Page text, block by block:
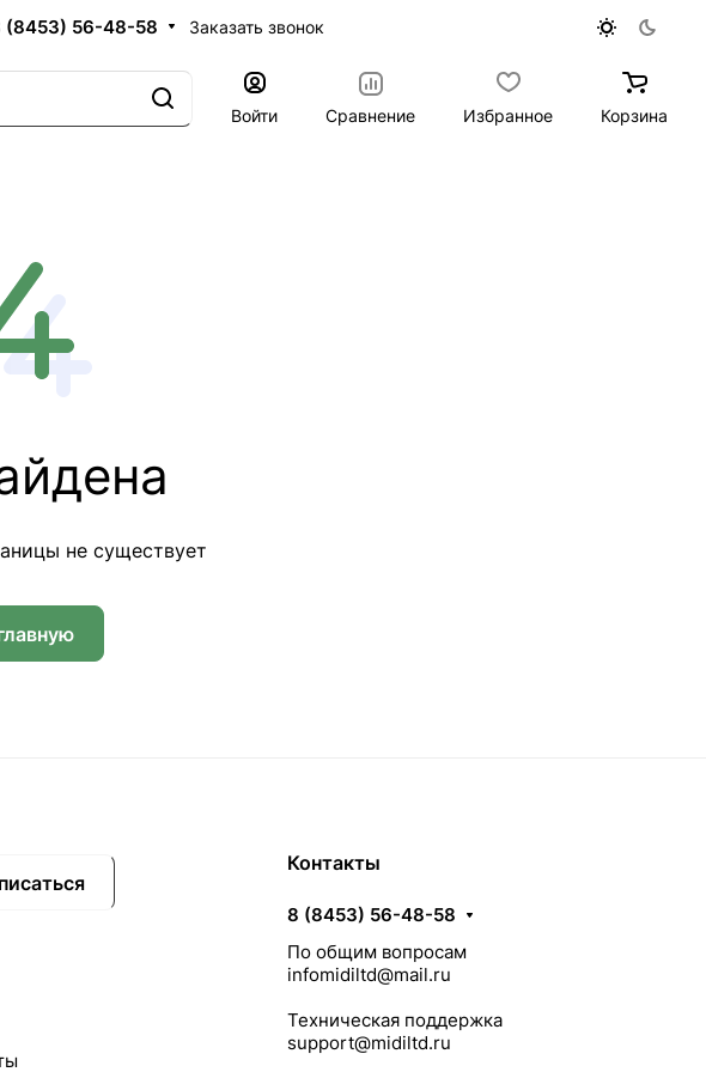
(8453) 56-48-58 Заказать звонок
Войти Сравнение Избранное Корзина
не существует
Контакты
8 (8453) 56-48-58
По общим вопросам
infomidiltd@mail.ru
Техническая поддержка
support@midiltd.ru